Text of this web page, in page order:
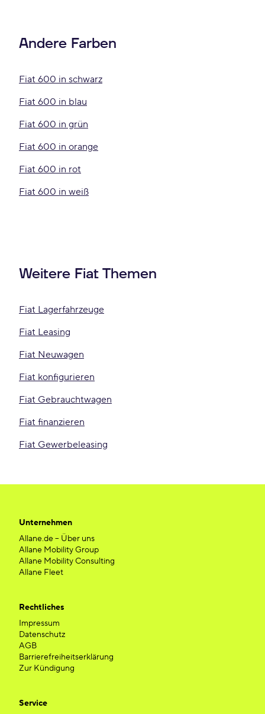
Andere Farben
Fiat 600 in schwarz
Fiat 600 in blau
Fiat 600 in grün
Fiat 600 in orange
Fiat 600 in rot
Fiat 600 in weiß
Weitere Fiat Themen
Fiat Lagerfahrzeuge
Fiat Leasing
Fiat Neuwagen
Fiat konfigurieren
Fiat Gebrauchtwagen
Fiat finanzieren
Fiat Gewerbeleasing
Unternehmen
Allane.de – Über uns
Allane Mobility Group
Allane Mobility Consulting
Allane Fleet
Rechtliches
Impressum
Datenschutz
AGB
Barrierefreiheitserklärung
Zur Kündigung
Service